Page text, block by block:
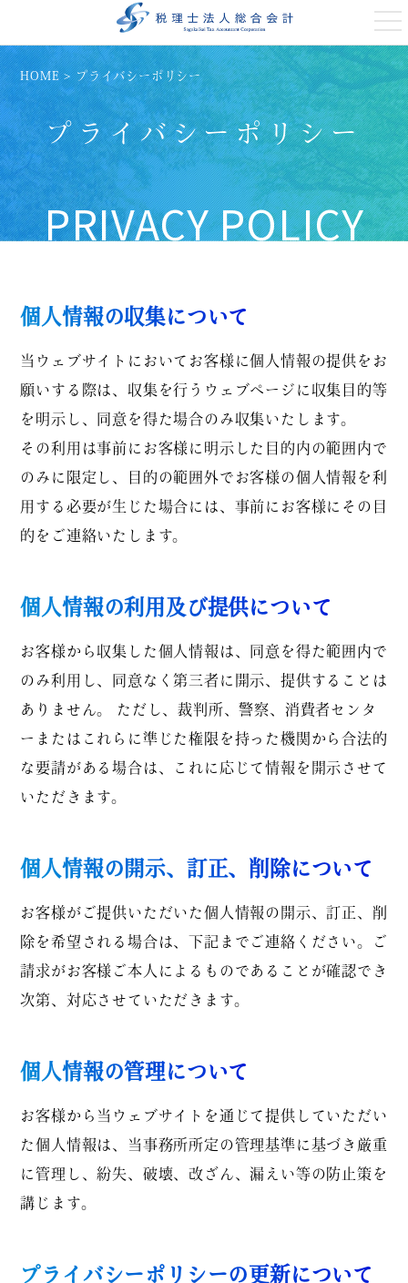
t
o
g
g
l
e
n
a
v
i
g
a
t
i
o
n
HOME> プライバシーポリシー
プライバシーポリシー
PRIVACY POLICY
個人情報の収集について
当ウェブサイトにおいてお客様に個人情報の提供をお
願いする際は、収集を行うウェブページに収集目的等
を明示し、同意を得た場合のみ収集いたします。
その利用は事前にお客様に明示した目的内の範囲内で
のみに限定し、目的の範囲外でお客様の個人情報を利
用する必要が生じた場合には、事前にお客様にその目
的をご連絡いたします。
個人情報の利用及び提供について
お客様から収集した個人情報は、同意を得た範囲内で
のみ利用し、同意なく第三者に開示、提供することは
ありません。 ただし、裁判所、警察、消費者センタ
ーまたはこれらに準じた権限を持った機関から合法的
な要請がある場合は、これに応じて情報を開示させて
いただきます。
個人情報の開示、訂正、削除について
お客様がご提供いただいた個人情報の開示、訂正、削
除を希望される場合は、下記までご連絡ください。ご
請求がお客様ご本人によるものであることが確認でき
次第、対応させていただきます。
個人情報の管理について
お客様から当ウェブサイトを通じて提供していただい
た個人情報は、当事務所所定の管理基準に基づき厳重
に管理し、紛失、破壊、改ざん、漏えい等の防止策を
講じます。
プライバシーポリシーの更新について